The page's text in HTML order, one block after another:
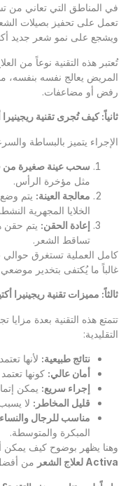
في المناطق التي تعاني من
تعمل على تحفيز بصيلات
ويشجع على نمو شعر جديد
المريض يعالج نفسه بنفسه،
رفض أو مضاعفات.
ثانياً: كيف تُجرى تقنية ريجينيرا
الإجراء يتميز بالبساطة
سحب عينة صغيرة من
مثل مؤخرة الرأس.
معالجة العينة: يتم
الخلايا المجهرية
إعادة الحقن: يتم حقن
تساقط الشعر.
غالباً ما يُكتفى بتخدير
ثالثاً: مميزات تقنية ريجينيرا
تتمتع هذه التقنية بعدة
التقليدية:
نتائج طبيعية: لأنها
أمان عالي: كونها
إجراء سريع: يمكن
قليل المخاطر : لا
مناسب للرجال والنساء
المبكرة والمتوسطة.
وهنا يظهر بوضوح كيف يمكن
Activa لعلاج الشعر من أفضل